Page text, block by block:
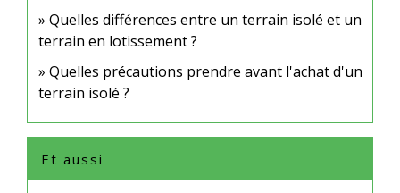
Quelles différences entre un terrain isolé et un
terrain en lotissement ?
Quelles précautions prendre avant l'achat d'un
terrain isolé ?
Et aussi